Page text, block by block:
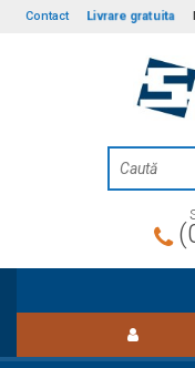
Contact Livrare gratuita